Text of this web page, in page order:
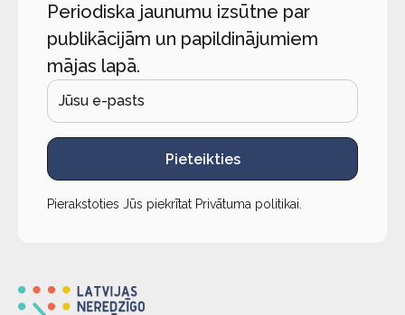
Periodiska jaunumu izsūtne par
publikācijām un papildinājumiem
mājas lapā.
Pieteikties
Pierakstoties Jūs piekrītat Privātuma politikai